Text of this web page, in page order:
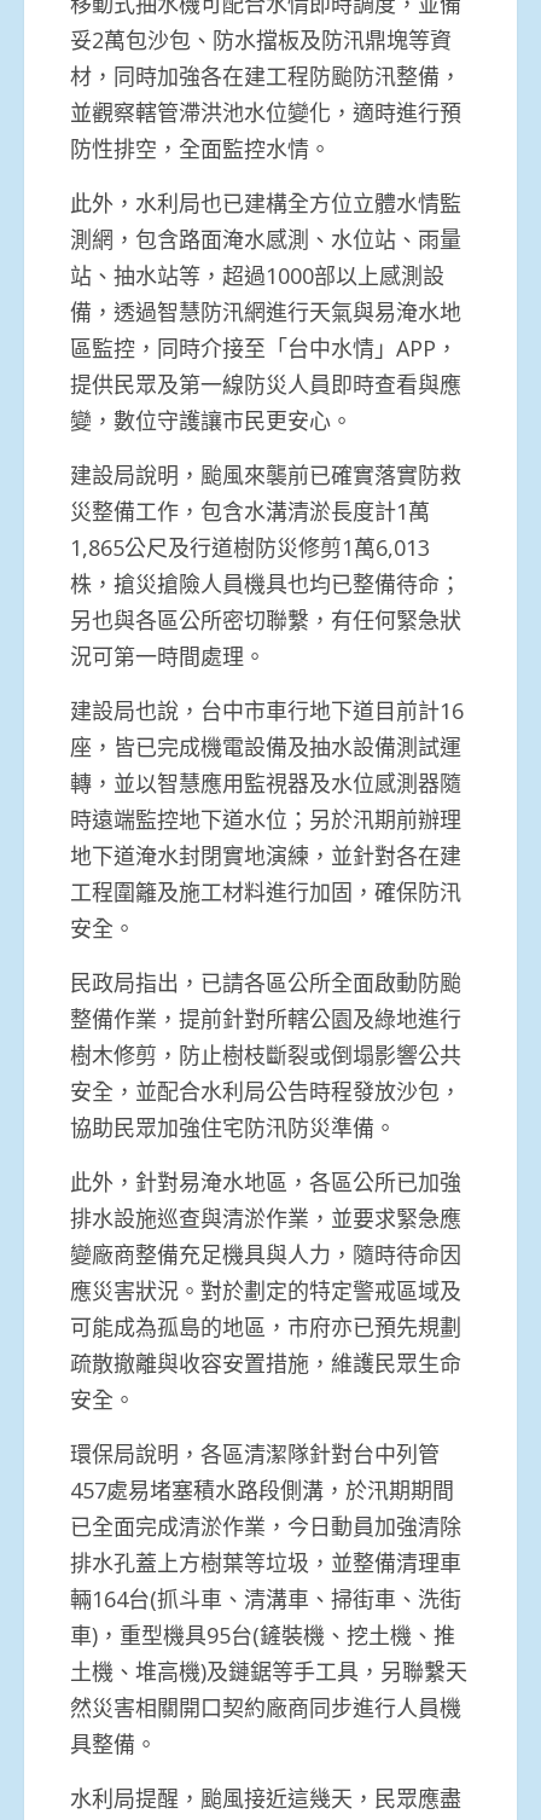
妥2萬包沙包、防水擋板及防汛鼎塊等資
材，同時加強各在建工程防颱防汛整備，
並觀察轄管滯洪池水位變化，適時進行預
防性排空，全面監控水情。
此外，水利局也已建構全方位立體水情監
測網，包含路面淹水感測、水位站、雨量
站、抽水站等，超過1000部以上感測設
備，透過智慧防汛網進行天氣與易淹水地
區監控，同時介接至「台中水情」APP，
提供民眾及第一線防災人員即時查看與應
變，數位守護讓市民更安心。
建設局說明，颱風來襲前已確實落實防救
災整備工作，包含水溝清淤長度計1萬
1,865公尺及行道樹防災修剪1萬6,013
株，搶災搶險人員機具也均已整備待命；
另也與各區公所密切聯繫，有任何緊急狀
況可第一時間處理。
建設局也說，台中市車行地下道目前計16
座，皆已完成機電設備及抽水設備測試運
轉，並以智慧應用監視器及水位感測器隨
時遠端監控地下道水位；另於汛期前辦理
地下道淹水封閉實地演練，並針對各在建
工程圍籬及施工材料進行加固，確保防汛
安全。
民政局指出，已請各區公所全面啟動防颱
整備作業，提前針對所轄公園及綠地進行
樹木修剪，防止樹枝斷裂或倒塌影響公共
安全，並配合水利局公告時程發放沙包，
協助民眾加強住宅防汛防災準備。
此外，針對易淹水地區，各區公所已加強
排水設施巡查與清淤作業，並要求緊急應
變廠商整備充足機具與人力，隨時待命因
應災害狀況。對於劃定的特定警戒區域及
可能成為孤島的地區，市府亦已預先規劃
疏散撤離與收容安置措施，維護民眾生命
安全。
環保局說明，各區清潔隊針對台中列管
457處易堵塞積水路段側溝，於汛期期間
已全面完成清淤作業，今日動員加強清除
排水孔蓋上方樹葉等垃圾，並整備清理車
輛164台(抓斗車、清溝車、掃街車、洗街
車)，重型機具95台(鏟裝機、挖土機、推
土機、堆高機)及鏈鋸等手工具，另聯繫天
然災害相關開口契約廠商同步進行人員機
具整備。
水利局提醒，颱風接近這幾天，民眾應盡